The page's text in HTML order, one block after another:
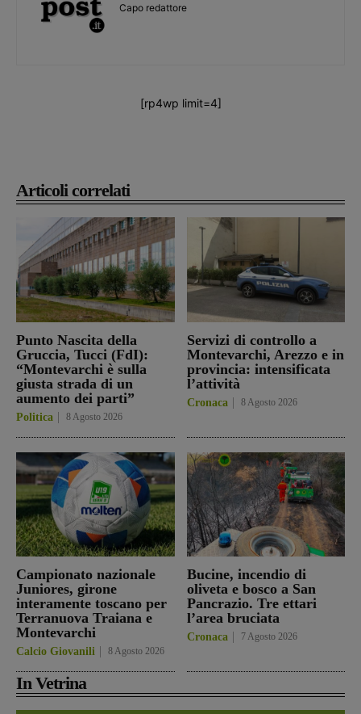
Articoli correlati
Punto Nascita della
Gruccia, Tucci (FdI):
“Montevarchi è sulla
giusta strada di un
aumento dei parti”
Politica 8 Agosto 2026
Servizi di controllo a
Montevarchi, Arezzo e in
provincia: intensificata
l’attività
Cronaca 8 Agosto 2026
Campionato nazionale
Juniores, girone
interamente toscano per
Terranuova Traiana e
Montevarchi
Calcio Giovanili 8 Agosto 2026
Bucine, incendio di
oliveta e bosco a San
Pancrazio. Tre ettari
l’area bruciata
Cronaca 7 Agosto 2026
In Vetrina
Capo redattore
[rp4wp limit=4]